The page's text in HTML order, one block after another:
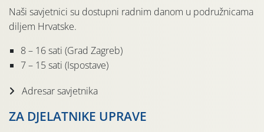
Naši savjetnici su dostupni radnim danom u podružnicama
diljem Hrvatske.
8 – 16 sati (Grad Zagreb)
7 – 15 sati (Ispostave)
Adresar savjetnika
ZA DJELATNIKE UPRAVE